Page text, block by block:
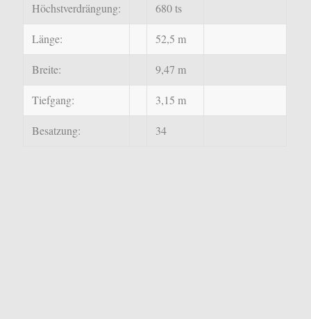
Höchstverdrängung: 680 ts
Länge: 52,5 m
Breite: 9,47 m
Tiefgang: 3,15 m
Besatzung: 34